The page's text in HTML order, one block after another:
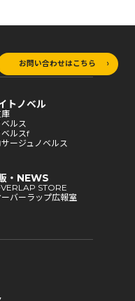
お問い合わせはこちら
トノベル
ベルス
ベルスf
サージュノベルス
・NEWS
STORE
ーバーラップ広報室